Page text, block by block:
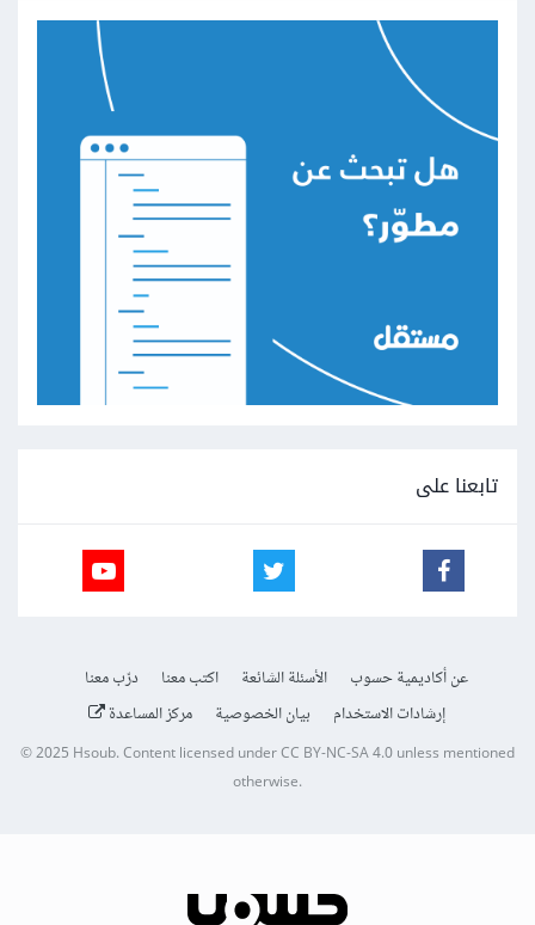
تابعنا على
عن أكاديمية حسوب الأسئلة الشائعة اكتب معنا
درّب معنا
إرشادات الاستخدام
بيان الخصوصية مركز المساعدة
© 2025Hsoub.Content licensed underCC BY-NC-SA 4.0unless mentioned
otherwise.